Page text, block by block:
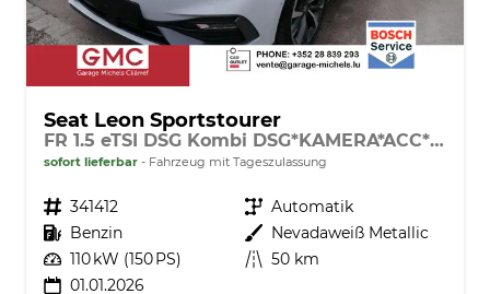
Seat Leon Sportstourer
FR 1.5 eTSI DSG Kombi DSG*KAMERA*ACC*NAVI*FULL-LNK*LENKRADHEIZUNG*LED*SHZ*
sofort lieferbar Fahrzeug mit Tageszulassung
Fahrzeugnr. 341412 Getriebe Automatik
Kraftstoff Benzin Außenfarbe Nevadaweiß Metallic
Leistung 110 kW (150 PS) Kilometerstand 50 km
01.01.2026